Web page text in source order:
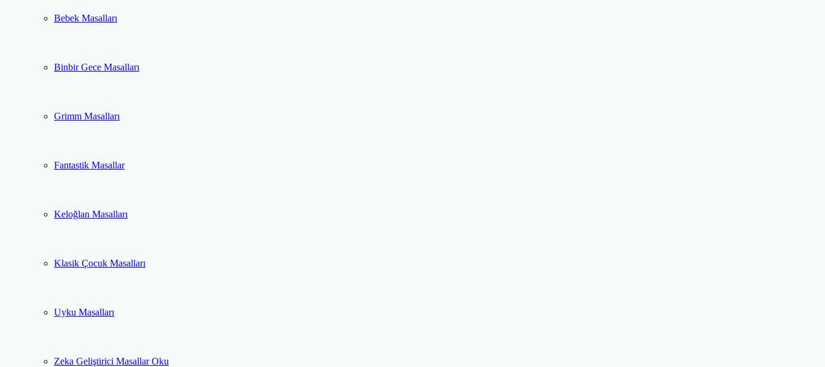
Bebek Masalları
Binbir Gece Masalları
Grimm Masalları
Fantastik Masallar
Keloğlan Masalları
Klasik Çocuk Masalları
Uyku Masalları
Zeka Geliştirici Masallar Oku